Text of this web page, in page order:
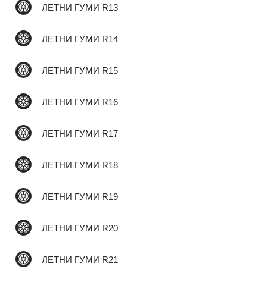
ЛЕТНИ ГУМИ R13
ЛЕТНИ ГУМИ R14
ЛЕТНИ ГУМИ R15
ЛЕТНИ ГУМИ R16
ЛЕТНИ ГУМИ R17
ЛЕТНИ ГУМИ R18
ЛЕТНИ ГУМИ R19
ЛЕТНИ ГУМИ R20
ЛЕТНИ ГУМИ R21